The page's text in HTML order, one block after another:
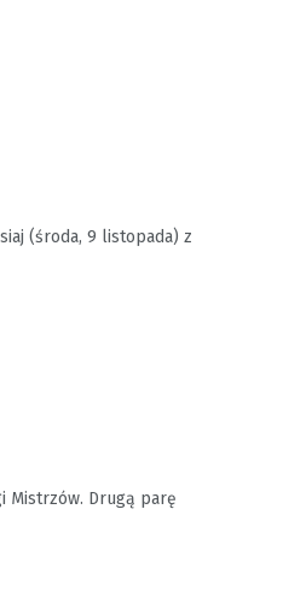
(środa, 9 listopada) z
Mistrzów. Drugą parę